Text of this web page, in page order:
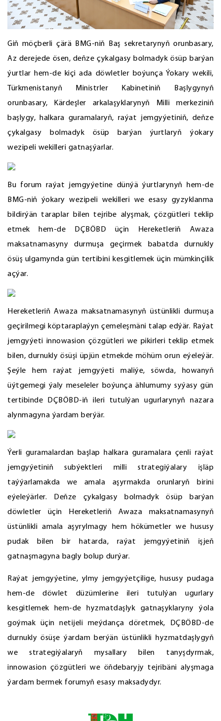
Giň möçberli çärä BMG-niň Baş sekretarynyň orunbasary,
Az derejede ösen, deňze çykalgasy bolmadyk ösüp barýan
ýurtlar hem-de kiçi ada döwletler boýunça Ýokary wekili,
Türkmenistanyň Ministrler Kabinetiniň Başlygynyň
orunbasary, Kärdeşler arkalaşyklarynyň Milli merkeziniň
başlygy, halkara guramalaryň, raýat jemgyýetiniň, deňze
çykalgasy bolmadyk ösüp barýan ýurtlaryň ýokary
wezipeli wekilleri gatnaşýarlar.
Bu forum raýat jemgyýetine dünýä ýurtlarynyň hem-de
BMG-niň ýokary wezipeli wekilleri we esasy gyzyklanma
bildirýän taraplar bilen tejribe alyşmak, çözgütleri teklip
etmek hem-de DÇBÖBD üçin Hereketleriň Awaza
maksatnamasyny durmuşa geçirmek babatda durnukly
ösüş ulgamynda gün tertibini kesgitlemek üçin mümkinçilik
açýar.
Hereketleriň Awaza maksatnamasynyň üstünlikli durmuşa
geçirilmegi köptaraplaýyn çemeleşmäni talap edýär. Raýat
jemgyýeti innowasion çözgütleri we pikirleri teklip etmek
bilen, durnukly ösüşi üpjün etmekde möhüm orun eýeleýär.
Şeýle hem raýat jemgyýeti maliýe, söwda, howanyň
üýtgemegi ýaly meseleler boýunça ählumumy syýasy gün
tertibinde DÇBÖBD-iň ileri tutulýan ugurlarynyň nazara
alynmagyna ýardam berýär.
Ýerli guramalardan başlap halkara guramalara çenli raýat
jemgyýetiniň subýektleri milli strategiýalary işläp
taýýarlamakda we amala aşyrmakda orunlaryň birini
eýeleýärler. Deňze çykalgasy bolmadyk ösüp barýan
döwletler üçin Hereketleriň Awaza maksatnamasynyň
üstünlikli amala aşyrylmagy hem hökümetler we hususy
pudak bilen bir hatarda, raýat jemgyýetiniň işjeň
gatnaşmagyna bagly bolup durýar.
Raýat jemgyýetine, ylmy jemgyýetçilige, hususy pudaga
hem-de döwlet düzümlerine ileri tutulýan ugurlary
kesgitlemek hem-de hyzmatdaşlyk gatnaşyklaryny ýola
goýmak üçin netijeli meýdança döretmek, DÇBÖBD-de
durnukly ösüşe ýardam berýän üstünlikli hyzmatdaşlygyň
we strategiýalaryň mysallary bilen tanyşdyrmak,
innowasion çözgütleri we öňdebaryjy tejribäni alyşmaga
ýardam bermek forumyň esasy maksadydyr.